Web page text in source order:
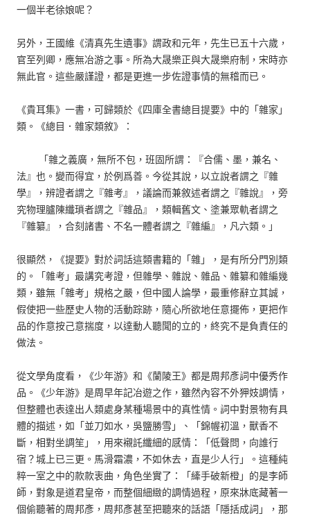
一個半老徐娘呢？
另外，王國維《清真先生遺事》謂政和元年，先生已五十六歲，
官至列卿，應無冶游之事。所為大晟樂正與大晟樂府制，宋時亦
無此官。這些嚴謹證，都是更進一步佐證事情的無稽而已。
《貴耳集》一書，可歸類於《四庫全書總目提要》中的「雜家」
類。《總目．雜家類敘》：
「雜之義廣，無所不包，班固所謂：『合儒、墨，兼名、
法』也。變而得宜，於例爲善。今從其說，以立說者謂之『雜
學』，辨證者謂之『雜考』，議論而兼敘述者謂之『雜說』，旁
究物理臚陳纖瑣者謂之『雜品』，類輯舊文、塗兼眾軌者謂之
『雜纂』，合刻諸書、不名一體者謂之『雜編』，凡六類。」
很顯然，《提要》對於詞話這類書籍的「雜」，是有所分門別類
的。「雜考」最講究考證，但雜學、雜說、雜品、雜纂和雜編幾
類，雖無「雜考」規格之嚴，但中國人論學，最重修辭立其誠，
假使把一些歷史人物的活動踪跡，隨心所欲地任意擺佈，更把作
品的作意按己意揣度，以達動人聽聞的立的，終究不是負責任的
做法。
從文學角度看，《少年游》和《蘭陵王》都是周邦彥詞中優秀作
品。《少年游》是周早年記冶遊之作，雖然內容不外狎妓調情，
但整體也表達出人類處身某種場景中的真性情。詞中對景物有具
體的描述，如「並刀如水，吳鹽勝雪」、「錦幄初溫，獸香不
斷，相對坐調笙」，用來襯託纖細的感情：「低聲問，向誰行
宿？城上已三更。馬滑霜濃，不如休去，直是少人行」。這種純
粹一室之中的款款衷曲，角色坐實了：「縴手破新橙」的是李師
師，對象是道君皇帝，而整個細緻的調情過程，原來牀底藏著一
個偷聽著的周邦彥，周邦彥甚至把聽來的話語「隱括成詞」，那